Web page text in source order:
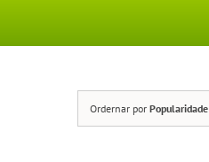
Ordernar por Popularidade